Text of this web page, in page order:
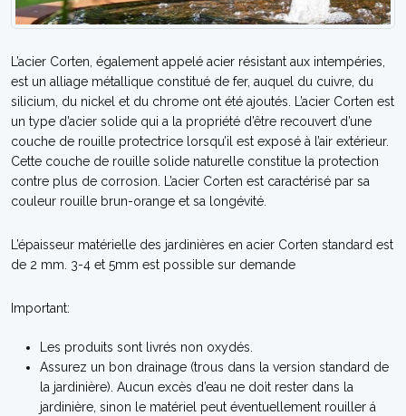
L’acier Corten, également appelé acier résistant aux intempéries,
est un alliage métallique constitué de fer, auquel du cuivre, du
silicium, du nickel et du chrome ont été ajoutés. L’acier Corten est
un type d’acier solide qui a la propriété d’être recouvert d’une
couche de rouille protectrice lorsqu’il est exposé à l’air extérieur.
Cette couche de rouille solide naturelle constitue la protection
contre plus de corrosion. L’acier Corten est caractérisé par sa
couleur rouille brun-orange et sa longévité.
L’épaisseur matérielle des jardinières en acier Corten standard est
de 2 mm. 3-4 et 5mm est possible sur demande
Important:
Les produits sont livrés non oxydés.
Assurez un bon drainage (trous dans la version standard de
la jardinière). Aucun excès d’eau ne doit rester dans la
jardinière, sinon le matériel peut éventuellement rouiller á